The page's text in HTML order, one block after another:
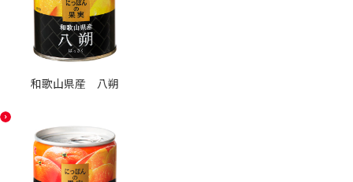
和歌山県産 八朔